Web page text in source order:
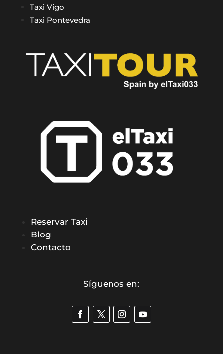
Taxi Vigo
Taxi Pontevedra
Reservar Taxi
Blog
Contacto
Síguenos en: